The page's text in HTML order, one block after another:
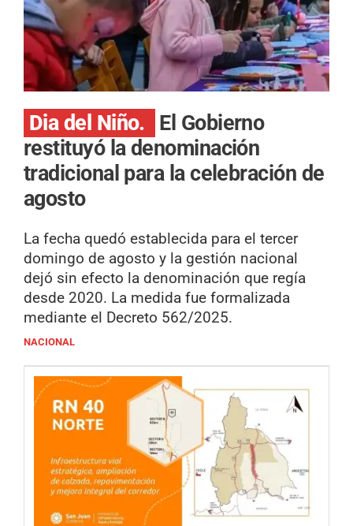
Dia del Niño.
El Gobierno
restituyó la denominación
tradicional para la celebración de
agosto
La fecha quedó establecida para el tercer
domingo de agosto y la gestión nacional
dejó sin efecto la denominación que regía
desde 2020. La medida fue formalizada
mediante el Decreto 562/2025.
NACIONAL